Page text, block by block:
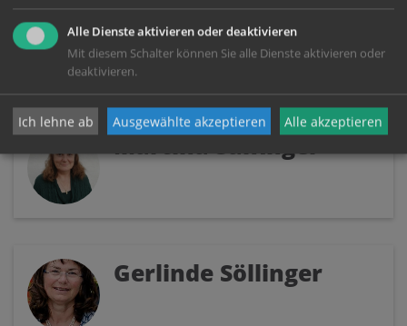
Erna Mühlleitner
Martina Salfinger
Gerlinde Söllinger
Alle Dienste aktivieren oder deaktivieren
Mit diesem Schalter können Sie alle Dienste aktivieren oder
deaktivieren.
Ich lehne ab Ausgewählte akzeptieren Alle akzeptieren